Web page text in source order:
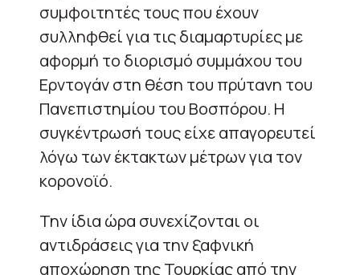
συμφοιτητές τους που έχουν
συλληφθεί για τις διαμαρτυρίες με
αφορμή το διορισμό συμμάχου του
Ερντογάν στη θέση του πρύτανη του
Πανεπιστημίου του Βοσπόρου. Η
συγκέντρωσή τους είχε απαγορευτεί
λόγω των έκτακτων μέτρων για τον
κορονοϊό.
Την ίδια ώρα συνεχίζονται οι
αντιδράσεις για την ξαφνική
αποχώρηση της Τουρκίας από την